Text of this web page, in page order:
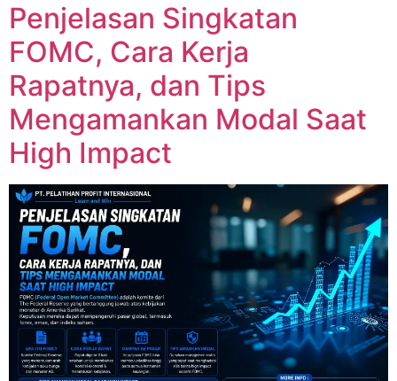
Penjelasan Singkatan
FOMC, Cara Kerja
Rapatnya, dan Tips
Mengamankan Modal Saat
High Impact